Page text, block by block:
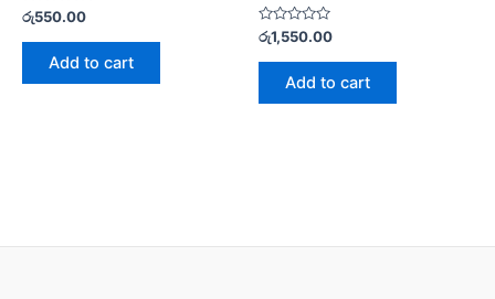
Rated
0
out
රු550.00
Add to cart
Rated
0
out
රු1,550.00
Add to cart